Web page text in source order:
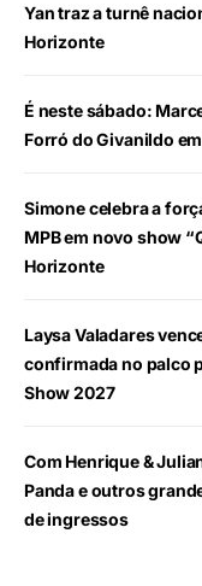
Yan traz a turnê
Horizonte
É neste sábado:
Forró do Givanildo
Simone celebra a
MPB em novo show
Horizonte
Laysa Valadares
confirmada no palco
Show 2027
Com Henrique &
Panda e outros
de ingressos